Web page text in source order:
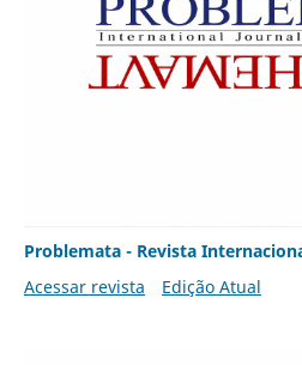
Problemata - Revista
Acessar revista
Edição Atual